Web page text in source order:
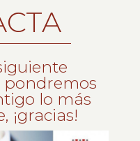
lo más
¡gracias!